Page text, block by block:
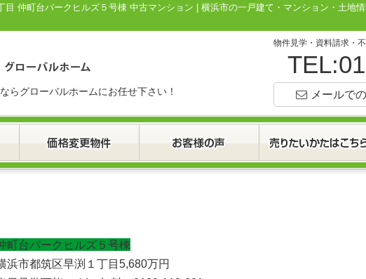
仲町台パークヒルズ５号棟 中古マンション | 横浜市の一戸建て・マンション・土地
らグローバルホームにお任せ下さい！
物件見学・資料請求・
メールで
町台パークヒルズ５号棟
浜市都筑区早渕１丁目5,680万円